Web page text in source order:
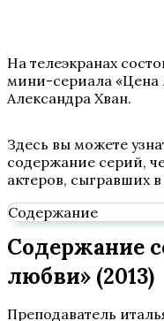
На телеэкранах
мини-сериала «Цена
Александра Хван.
Здесь вы можете
содержание серий,
актеров, сыгравших
Содержание
Содержание
любви» (2013)
Преподаватель